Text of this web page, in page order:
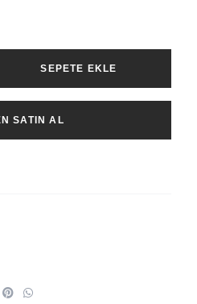
SEPETE EKLE
SATIN AL